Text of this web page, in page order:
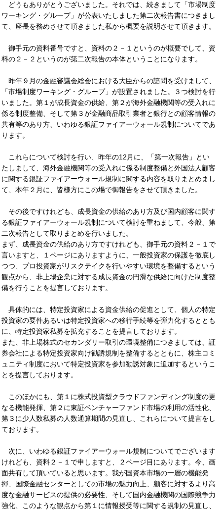
どうもありがとうございました。それでは、続きまして「市場制度
ワーキング・グループ」が公表いたしました第二次報告書につきまし
て、座長を務めさせて頂きました私から概要を説明させて頂きます。
御手元の資料番号ですと、資料の２－１というのが概要でして、資
料の２－２というのが第二次報告の本体ということになります。
昨年９月の金融審議会総会における大臣からの諮問を受けまして、
「市場制度ワーキング・グループ」が設置されました。３つ検討を行
いました。第１が成長資金の供給、第２が海外金融機関等の受入れに
係る制度整備、そして第３が金融商品取引業者と銀行との顧客情報の
共有等のあり方、いわゆる銀証ファイアーウォール規制についてであ
ります。
これらについて検討を行い、昨年の12月に、「第一次報告」とい
たしまして、海外金融機関等の受入れに係る制度整備と外国法人顧客
に関する銀証ファイアーウォール規制に関する内容を取りまとめまし
て、本年２月に、皆様方にこの場で御報告をさせて頂きました。
その後ですけれども、成長資金の供給のあり方及び国内顧客に関す
る銀証ファイアーウォール規制について検討を重ねまして、今般、第
二次報告として取りまとめを行いました。
まず、成長資金の供給のあり方ですけれども、御手元の資料２－１で
言いますと、１ページにありますように、一般投資家の保護を徹底し
つつ、プロ投資家がリスクテイクを行いやすい環境を整備するという
観点から、非上場企業に対する成長資金の円滑な供給に向けた制度整
備を行うことを提言しております。
具体的には、特定投資家による資金供給の促進として、個人の特定
投資家の要件あるいは特定投資家への移行手続等を弾力化するととも
に、特定投資家私募を拡充することを提言しております。
また、非上場株式のセカンダリー取引の環境整備につきましては、証
券会社による特定投資家向け勧誘規制を整備するとともに、株主コミ
ュニティ制度において特定投資家を参加勧誘対象に追加するというこ
とを提言しております。
このほかにも、第１に株式投資型クラウドファンディング制度の更
なる機能発揮、第２に東証ベンチャーファンド市場の利用の活性化、
第３に少人数私募の人数通算期間の見直し、これらについて提言をし
ております。
次に、いわゆる銀証ファイアーウォール規制についてでございます
けれども、資料２－１で申しますと、２ページ目にあります。今、画
面共有して頂いていると思います。我が国資本市場の一層の機能発
揮、国際金融センターとしての市場の魅力向上、顧客に対するより高
度な金融サービスの提供の必要性、そして国内金融機関の国際競争力
強化、このような観点から第１に情報授受等に関する規制の見直し、